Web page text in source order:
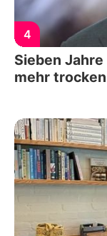
4
Sieben
mehr trocken